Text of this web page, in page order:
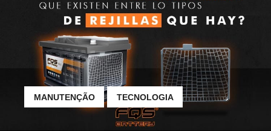
MANUTENÇÃO TECNOLOGIA